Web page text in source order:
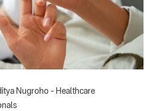
Nugroho - Healthcare